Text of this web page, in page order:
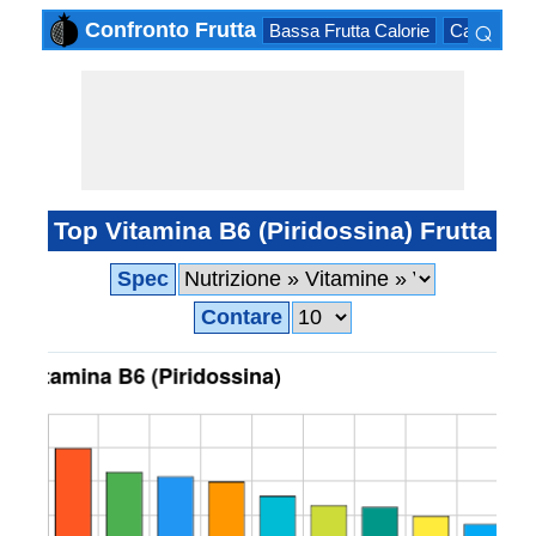
Confronto Frutta Bassa Frutta Calorie Calorico
⌕
Top Vitamina B6 (Piridossina) Frutta
Spec
Contare